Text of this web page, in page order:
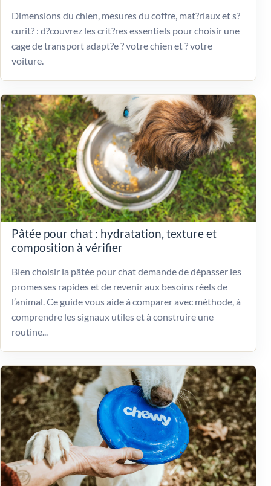
Dimensions du chien, mesures du coffre, mat?riaux et s?
curit? : d?couvrez les crit?res essentiels pour choisir une
cage de transport adapt?e ? votre chien et ? votre
voiture.
Pâtée pour chat : hydratation, texture et
composition à vérifier
Bien choisir la pâtée pour chat demande de dépasser les
promesses rapides et de revenir aux besoins réels de
l’animal. Ce guide vous aide à comparer avec méthode, à
comprendre les signaux utiles et à construire une
routine...